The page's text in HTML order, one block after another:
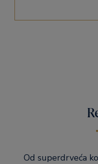
Od superdrveća